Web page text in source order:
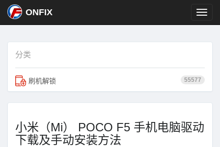
ONFIX
分类
55577
刷机解锁
小米（Mi） POCO F5 手机电脑驱动
下载及手动安装方法